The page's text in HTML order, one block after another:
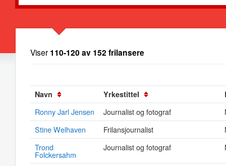
Viser 110-120 av 152 frilansere
Navn Yrkestittel
Ronny Jarl Jensen Journalist og fotograf
Stine Welhaven
Frilansjournalist
Trond
Folckersahm
Journalist og fotograf